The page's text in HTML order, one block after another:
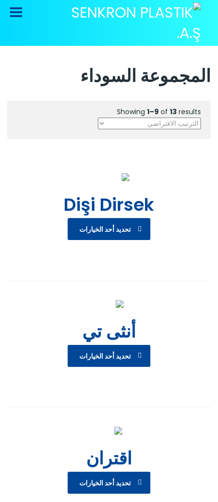
المجموعة السوداء
Showing 1–9 of 13 results
Dişi Dirsek
تحديد أحد الخيارات
أنثى تي
تحديد أحد الخيارات
اقتران
تحديد أحد الخيارات